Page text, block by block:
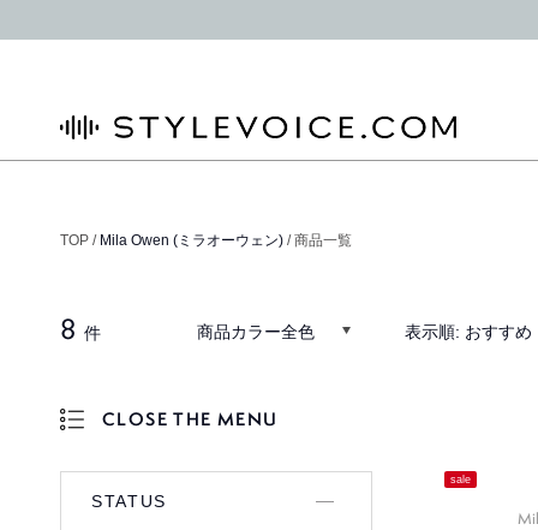
TOP / Mila Owen (ミラオーウェン) / 商品一覧
8 件 商品カラー全色 表示順: おすすめ
CLOSE THE MENU
STATUS
sale